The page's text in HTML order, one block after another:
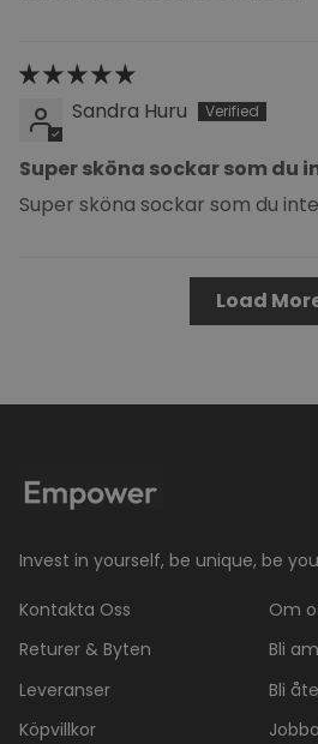
Sandra Huru
Super sköna sockar som du
Super sköna sockar som du
Load
Invest in yourself, be unique, be
Kontakta Oss
Returer & Byten
Leveranser
Köpvillkor
Om
Bli
Bli